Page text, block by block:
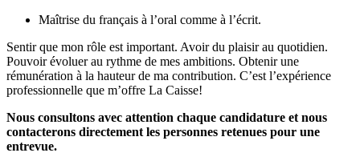
Maîtrise du français à l’oral comme à l’écrit.
Sentir que mon rôle est important. Avoir du plaisir au quotidien.
Pouvoir évoluer au rythme de mes ambitions. Obtenir une
rémunération à la hauteur de ma contribution. C’est l’expérience
professionnelle que m’offre La Caisse!
Nous consultons avec attention chaque candidature et nous
contacterons directement les personnes retenues pour une
entrevue.